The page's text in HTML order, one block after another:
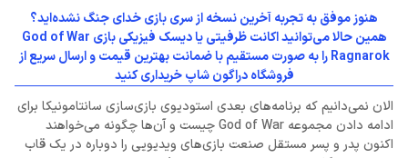
هنوز موفق به تجربه آخرین نسخه از سری بازی خدای جنگ نشده‌اید؟
همین حالا می‌توانید اکانت ظرفیتی یا دیسک فیزیکی بازی God of War
Ragnarok را به صورت مستقیم با ضمانت بهترین قیمت و ارسال سریع از
فروشگاه دراگون شاپ خریداری کنید
الان نمی‌دانیم که برنامه‌های بعدی استودیوی بازی‌سازی سانتامونیکا برای
ادامه دادن مجموعه God of War چیست و آن‌ها چگونه می‌خواهند
اکنون پدر و پسر مستقل صنعت بازی‌های ویدیویی را دوباره در یک قاب